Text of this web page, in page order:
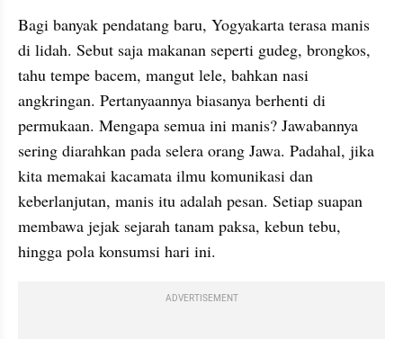
Bagi banyak pendatang baru, Yogyakarta terasa manis
di lidah. Sebut saja makanan seperti gudeg, brongkos,
tahu tempe bacem, mangut lele, bahkan nasi
angkringan. Pertanyaannya biasanya berhenti di
permukaan. Mengapa semua ini manis? Jawabannya
sering diarahkan pada selera orang Jawa. Padahal, jika
kita memakai kacamata ilmu komunikasi dan
keberlanjutan, manis itu adalah pesan. Setiap suapan
membawa jejak sejarah tanam paksa, kebun tebu,
hingga pola konsumsi hari ini.
ADVERTISEMENT